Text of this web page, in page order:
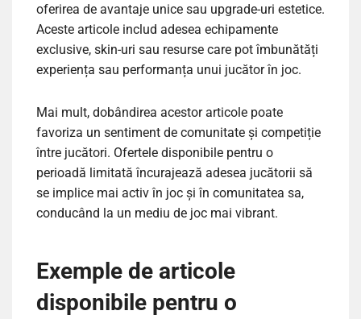
oferirea de avantaje unice sau upgrade-uri estetice.
Aceste articole includ adesea echipamente
exclusive, skin-uri sau resurse care pot îmbunătăți
experiența sau performanța unui jucător în joc.
Mai mult, dobândirea acestor articole poate
favoriza un sentiment de comunitate și competiție
între jucători. Ofertele disponibile pentru o
perioadă limitată încurajează adesea jucătorii să
se implice mai activ în joc și în comunitatea sa,
conducând la un mediu de joc mai vibrant.
Exemple de articole
disponibile pentru o